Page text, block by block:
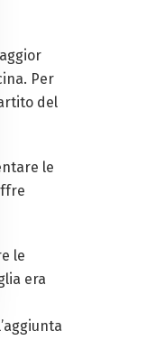
Per
del
le
le
era